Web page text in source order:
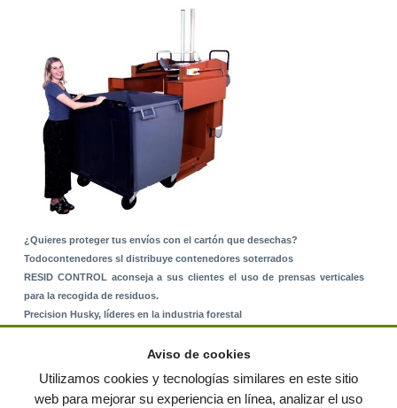
¿Quieres proteger tus envíos con el cartón que desechas?
Todocontenedores sl distribuye contenedores soterrados
RESID CONTROL aconseja a sus clientes el uso de prensas verticales
para la recogida de residuos.
Precision Husky, líderes en la industria forestal
Aviso de cookies
Utilizamos cookies y tecnologías similares en este sitio
web para mejorar su experiencia en línea, analizar el uso